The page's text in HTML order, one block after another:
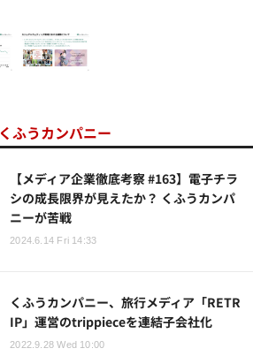
くふうカンパニー
【メディア企業徹底考察 #163】電子チラ
シの成長限界が見えたか？ くふうカンパ
ニーが苦戦
2024.6.14 Fri 14:33
くふうカンパニー、旅行メディア「RETR
IP」運営のtrippieceを連結子会社化
2022.9.28 Wed 10:00